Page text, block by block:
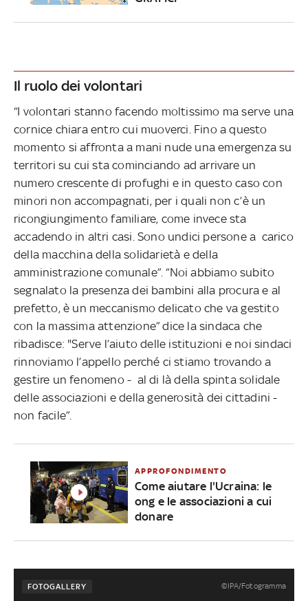
Il ruolo dei volontari
“I volontari stanno facendo moltissimo ma serve una
cornice chiara entro cui muoverci. Fino a questo
momento si affronta a mani nude una emergenza su
territori su cui sta cominciando ad arrivare un
numero crescente di profughi e in questo caso con
minori non accompagnati, per i quali non c’è un
ricongiungimento familiare, come invece sta
accadendo in altri casi. Sono undici persone a carico
della macchina della solidarietà e della
amministrazione comunale”. “Noi abbiamo subito
segnalato la presenza dei bambini alla procura e al
prefetto, è un meccanismo delicato che va gestito
con la massima attenzione” dice la sindaca che
ribadisce: "Serve l’aiuto delle istituzioni e noi sindaci
rinnoviamo l’appello perché ci stiamo trovando a
gestire un fenomeno - al di là della spinta solidale
delle associazioni e della generosità dei cittadini -
non facile”.
APPROFONDIMENTO
Come aiutare l'Ucraina: le
ong e le associazioni a cui
donare
FOTOGALLERY ©IPA/Fotogramma